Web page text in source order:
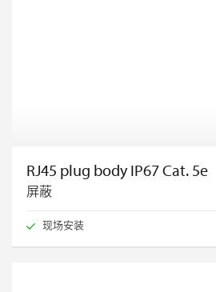
RJ45 plug body IP67 Cat. 5e
屏蔽
现场安装